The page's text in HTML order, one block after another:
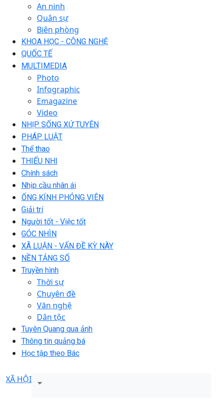
An ninh
Quân sự
Biên phòng
KHOA HỌC - CÔNG NGHỆ
QUỐC TẾ
MULTIMEDIA
Photo
Infographic
Emagazine
Video
NHỊP SỐNG XỨ TUYÊN
PHÁP LUẬT
Thể thao
THIẾU NHI
Chính sách
Nhịp cầu nhân ái
ỐNG KÍNH PHÓNG VIÊN
Giải trí
Người tốt - Việc tốt
GÓC NHÌN
XÃ LUẬN - VẤN ĐỀ KỲ NÀY
NỀN TẢNG SỐ
Truyền hình
Thời sự
Chuyên đề
Văn nghệ
Dân tộc
Tuyên Quang qua ảnh
Thông tin quảng bá
Học tập theo Bác
XÃ HỘI